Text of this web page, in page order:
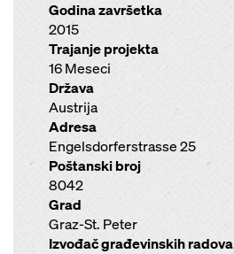
Godina završetka
2015
Trajanje projekta
16 Meseci
Država
Austrija
Adresa
Engelsdorferstrasse 25
Poštanski broj
8042
Grad
Graz-St. Peter
Izvođač građevinskih radova